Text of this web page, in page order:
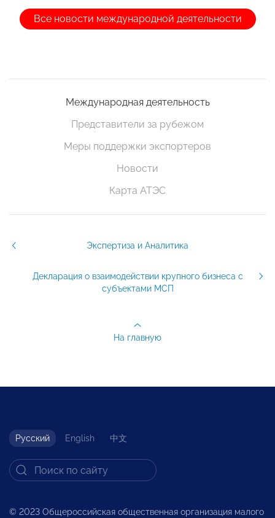
Все новости международной деятельности
Международная деятельность
Представители за рубежом
Меры поддержки экспортеров
Новости
Карта АТЭС
Экспертиза и Аналитика
Декларация о взаимодействии крупного бизнеса с
субъектами МСП
На главную
Русский English 中文
© 2023 Общероссийская общественная организация малого